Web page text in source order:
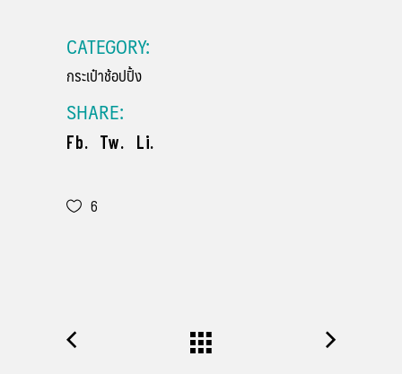
CATEGORY:
กระเป๋าช้อปปิ้ง
SHARE:
Fb. Tw. Li.
6